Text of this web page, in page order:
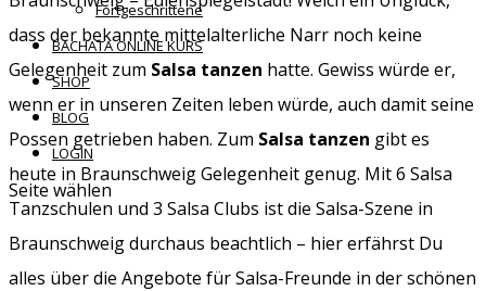
Fortgeschrittene
BACHATA ONLINE KURS
SHOP
BLOG
LOGIN
Seite wählen
dass der bekannte mittelalterliche Narr noch keine
Gelegenheit zum Salsa tanzen hatte. Gewiss würde er,
wenn er in unseren Zeiten leben würde, auch damit seine
Possen getrieben haben. Zum Salsa tanzen gibt es
heute in Braunschweig Gelegenheit genug. Mit 6 Salsa
Tanzschulen und 3 Salsa Clubs ist die Salsa-Szene in
Braunschweig durchaus beachtlich – hier erfährst Du
alles über die Angebote für Salsa-Freunde in der schönen